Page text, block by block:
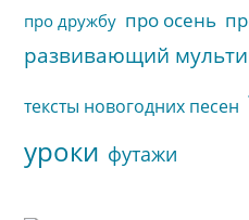
про дружбу про осень
развивающий
тексты новогодних песен
уроки футажи